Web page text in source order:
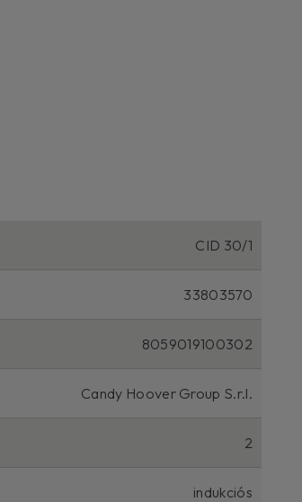
CID 30/1
33803570
8059019100302
Candy Hoover Group S.r.l.
2
indukciós